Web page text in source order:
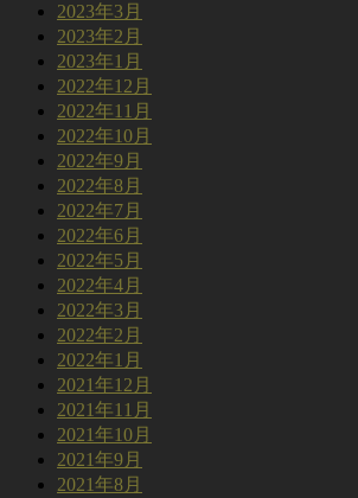
2023年3月
2023年2月
2023年1月
2022年12月
2022年11月
2022年10月
2022年9月
2022年8月
2022年7月
2022年6月
2022年5月
2022年4月
2022年3月
2022年2月
2022年1月
2021年12月
2021年11月
2021年10月
2021年9月
2021年8月